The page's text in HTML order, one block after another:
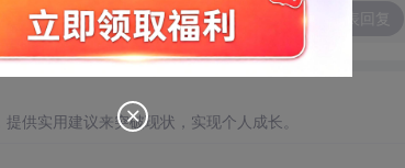
供实用建议来突破现状，实现个人成长。